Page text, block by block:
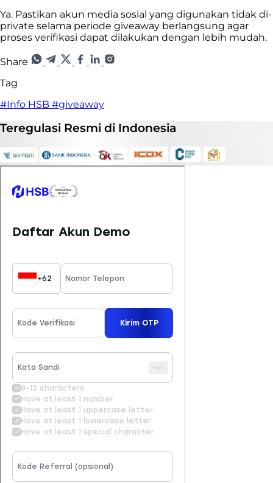
Ya. Pastikan akun media sosial yang digunakan tidak di-
private selama periode giveaway berlangsung agar
proses verifikasi dapat dilakukan dengan lebih mudah.
Share
Tag
#Info HSB #giveaway
Teregulasi Resmi di Indonesia